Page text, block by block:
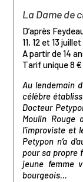
La Dame de
D’après
11, 12 et 13
A partir de 14
Tarif unique 8 €
Au lendemain
célèbre
Docteur
Moulin Rouge
l’improviste et
Petypon n’a
pour sa propre
jeune femme
bourgeois…